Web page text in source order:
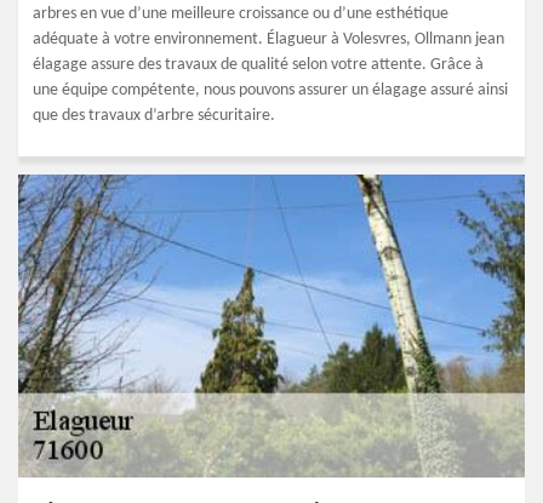
arbres en vue d’une meilleure croissance ou d’une esthétique
adéquate à votre environnement. Élagueur à Volesvres, Ollmann jean
élagage assure des travaux de qualité selon votre attente. Grâce à
une équipe compétente, nous pouvons assurer un élagage assuré ainsi
que des travaux d’arbre sécuritaire.